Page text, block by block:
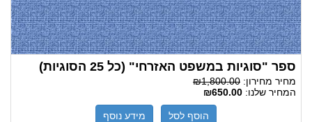
ספר "סוגיות במשפט האזרחי" (כל 25 הסוגיות)
מחיר מחירון: ₪1,800.00
המחיר שלנו: ₪650.00
הוסף לסל מידע נוסף